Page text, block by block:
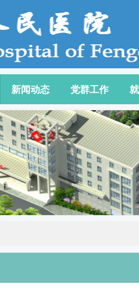
新闻动态 党群工作